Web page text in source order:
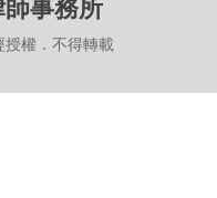
事務所
權．不得轉載